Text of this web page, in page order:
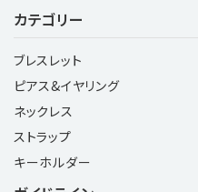
カテゴリー
ブレスレット
ピアス&イヤリング
ネックレス
ストラップ
キーホルダー